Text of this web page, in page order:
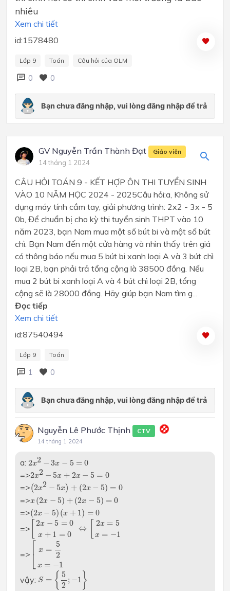
nhiêu
Xem chi tiết
id:1578480
Lớp 9 Toán Câu hỏi của OLM
0 0
GV Nguyễn Trần Thành Đạt Giáo viên
14 tháng 1 2024
CÂU HỎI TOÁN 9 - KẾT HỢP ÔN THI TUYỂN SINH
VÀO 10 NĂM HỌC 2024 - 2025Câu hỏi:a, Không sử
dụng máy tính cầm tay, giải phương trình: 2x2 - 3x - 5
0b, Để chuẩn bị cho kỳ thi tuyển sinh THPT vào 10
năm 2023, bạn Nam mua một số bút bi và một số bút
chì. Bạn Nam đến một cửa hàng và nhìn thấy trên giá
có thông báo nếu mua 5 bút bi xanh loại A và 3 bút chì
loại 2B, bạn phải trả tổng cộng là 38500 đồng. Nếu
mua 2 bút bi xanh loại A và 4 bút chì loại 2B, tổng
cộng sẽ là 28000 đồng. Hãy giúp bạn Nam tìm g...
Đọc tiếp
Xem chi tiết
id:87540494
Lớp 9 Toán
1 0
Nguyễn Lê Phước Thịnh CTV
14 tháng 1 2024
a: 2x2 − 3x − 5 = 0
x2
=>2x2 − 5x + 2x − 5 = 0
x2
=>(2x2 − 5x) + (2x − 5) = 0
(2 2 + x
0
=>x (2x − 5) + (2x − 5) = 0
x (2x )+( 2 x−
0
=>(2x − 5) (x + 1) = 0
(2 5)(x+ ) = 0
=>
2x − 5 = 0
x + 1 = 0
⇔
2x = 5
x = −1
[2x =0x +1 =0 ⇔ [2 5x
=> ⎡
⎣ x =
5
2
x = −1
[x = 2 x= 1
vậy: S = { 5
2
; −1 }
S 2;−